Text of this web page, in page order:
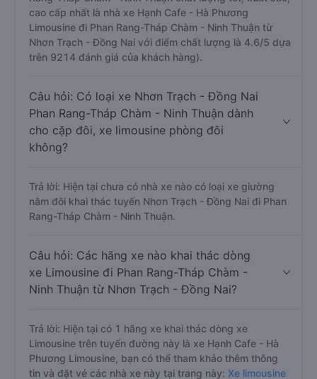
cao cấp nhất là nhà xe Hạnh Cafe - Hà Phương
Limousine đi Phan Rang-Tháp Chàm - Ninh Thuận từ
Nhơn Trạch - Đồng Nai với điểm chất lượng là 4.6/5 dựa
trên 9214 đánh giá của khách hàng).
Câu hỏi: Có loại xe Nhơn Trạch - Đồng Nai
Phan Rang-Tháp Chàm - Ninh Thuận dành
cho cặp đôi, xe limousine phòng đôi
không?
Trả lời: Hiện tại chưa có nhà xe nào có loại xe giường
nằm đôi khai thác tuyến Nhơn Trạch - Đồng Nai đi Phan
Rang-Tháp Chàm - Ninh Thuận.
Câu hỏi: Các hãng xe nào khai thác dòng
xe Limousine đi Phan Rang-Tháp Chàm -
Ninh Thuận từ Nhơn Trạch - Đồng Nai?
Trả lời: Hiện tại có 1 hãng xe khai thác dòng xe
Limousine trên tuyến đường này là xe Hạnh Cafe - Hà
Phương Limousine, bạn có thể tham khảo thêm thông
tin và đặt vé các nhà xe này tại trang này: Xe limousine